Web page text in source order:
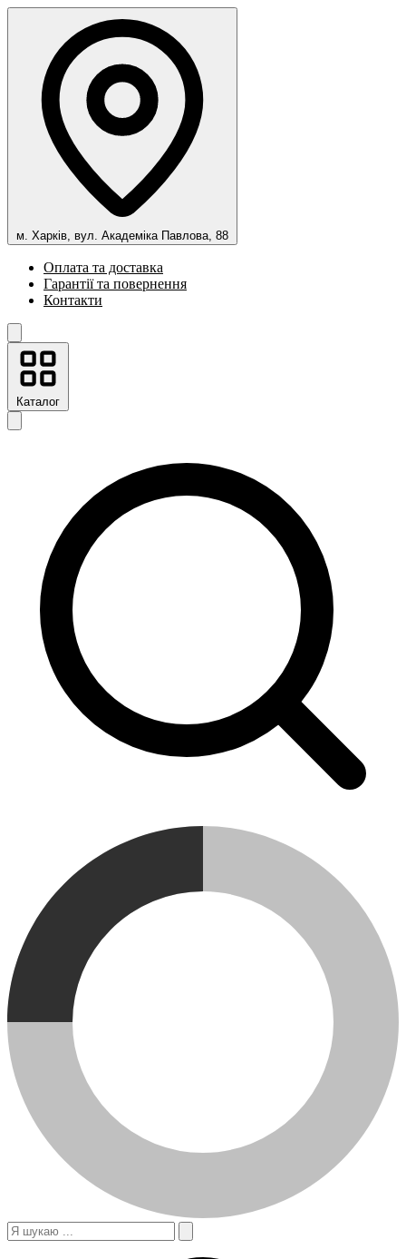
м. Харків, вул. Академіка Павлова, 88
Оплата та доставка
Гарантії та повернення
Контакти
Каталог